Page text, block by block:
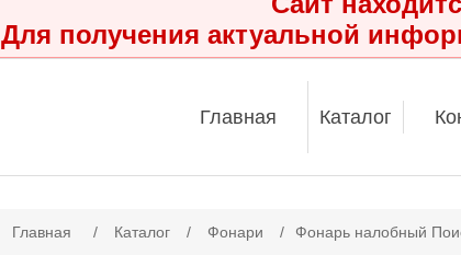
Для получения актуальной
Главная Каталог
Главная / Каталог / Фонари / Фонарь налобный